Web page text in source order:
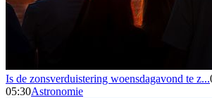
Is de zonsverduistering woensdagavond te z...
05:30Astronomie